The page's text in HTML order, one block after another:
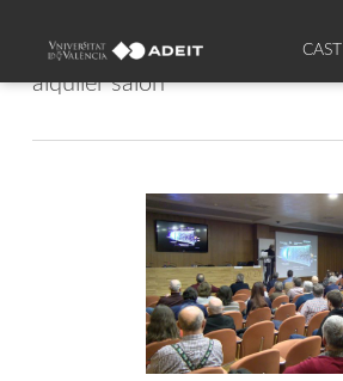
CAST
Tag
alquiler salon